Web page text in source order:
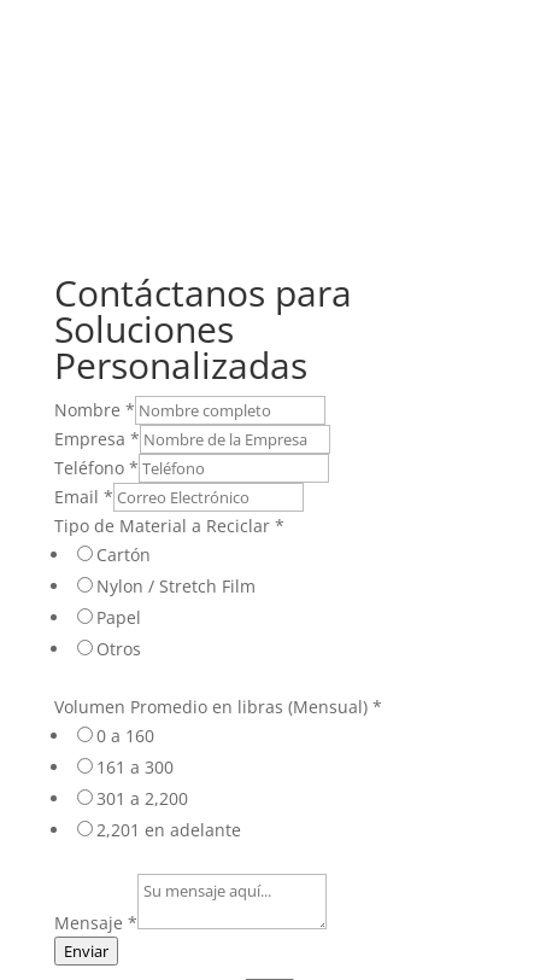
Contáctanos para
Soluciones
Personalizadas
Nombre *
Empresa *
Teléfono *
Email *
Tipo de Material a Reciclar *
Cartón
Nylon / Stretch Film
Papel
Otros
Volumen Promedio en libras (Mensual) *
0 a 160
161 a 300
301 a 2,200
2,201 en adelante
Mensaje *
Enviar